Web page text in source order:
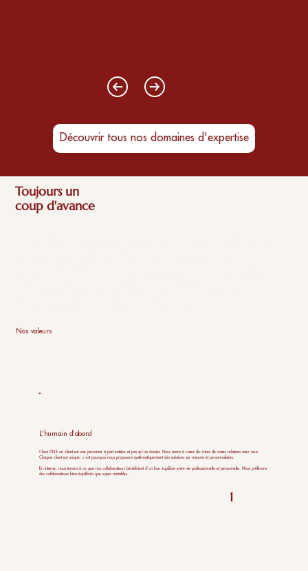
Découvrir tous nos domaines d'expertise
Toujours un
coup d'avance
Nos valeurs
Chez DNS un client est une personne à part entière et pas qu’un dossier. Nous avons à cœur de créer de vraies relations avec vous.
Chaque client est unique, c’est pourquoi nous proposons systématiquement des solutions sur mesure et personnalisées.
En interne, nous tenons à ce que nos collaborateurs bénéficient d’un bon équilibre entre vie professionnelle et personnelle. Nous préférons
des collaborateurs bien équilibrés que super rentables.
L'humain d'abord
1